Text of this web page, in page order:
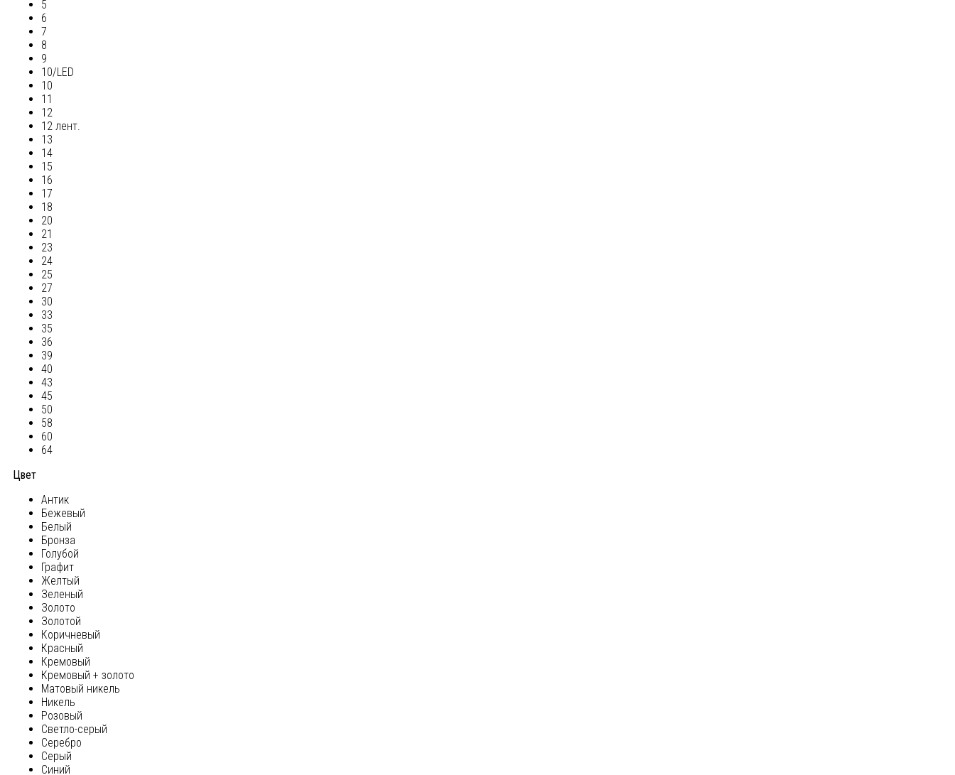
5
6
7
8
9
10/LED
10
11
12
12 лент.
13
14
15
16
17
18
20
21
23
24
25
27
30
33
35
36
39
40
43
45
50
58
60
64
Цвет
Антик
Бежевый
Белый
Бронза
Голубой
Графит
Желтый
Зеленый
Золото
Золотой
Коричневый
Красный
Кремовый
Кремовый + золото
Матовый никель
Никель
Розовый
Светло-серый
Серебро
Серый
Синий